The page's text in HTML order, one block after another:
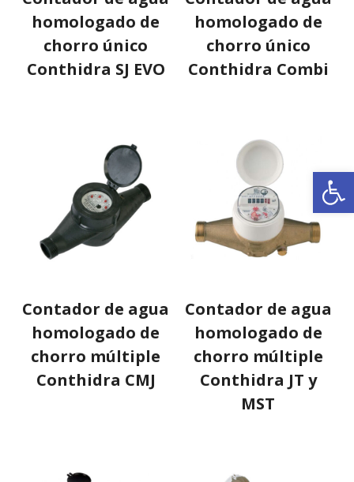
homologado de
chorro único
Conthidra SJ EVO
homologado de
chorro único
Conthidra Combi
Contador de agua
homologado de
chorro múltiple
Conthidra CMJ
Contador de agua
homologado de
chorro múltiple
Conthidra JT y
MST